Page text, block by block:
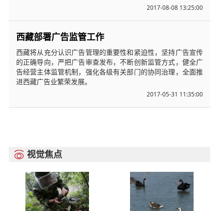
2017-08-08 13:25:00
西藏部署广告监管工作
西藏将从充分认识广告管理的重要性和紧迫性，坚持广告宣传
的正确导向，严把广告审查发布，不断创新监管方式，健全广
告经营主体监管机制，强化各级有关部门的协同治理，全面推
进西藏广告业繁荣发展。
2017-05-31 11:35:00
 视觉焦点